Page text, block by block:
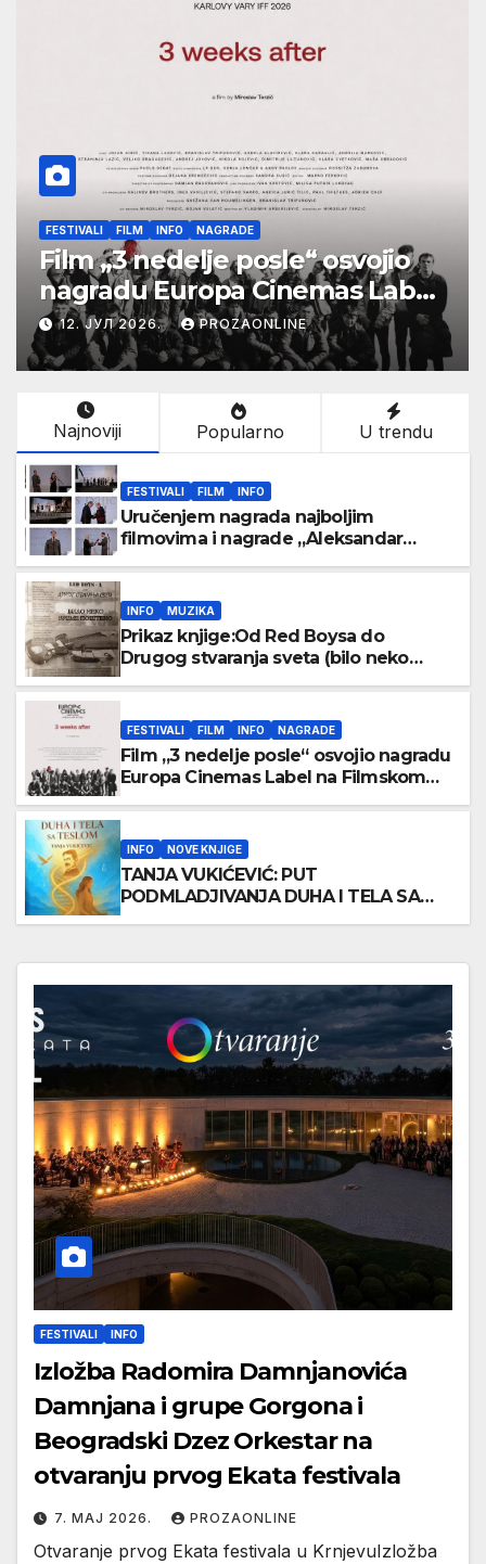
FESTIVALI FILM INFO NAGRADE
Film „3 nedelje posle“ osvojio
nagradu Europa Cinemas Label
na Filmskom festivalu u
Karlovim Varima
12. ЈУЛ 2026. PROZAONLINE
Najnoviji Popularno U trendu
FESTIVALI FILM INFO
Uručenjem nagrada najboljim
filmovima i nagrade „Aleksandar
INFO MUZIKA
Prikaz knjige:Od Red Boysa do
Drugog stvaranja sveta (bilo neko
samizdat)
FESTIVALI FILM INFO NAGRADE
Film „3 nedelje posle“ osvojio nagradu
Europa Cinemas Label na Filmskom
INFO NOVE KNJIGE
TANJA VUKIĆEVIĆ: PUT
PODMLADJIVANJA DUHA I TELA SA
FESTIVALI INFO
Izložba Radomira Damnjanovića
Damnjana i grupe Gorgona i
Beogradski Dzez Orkestar na
otvaranju prvog Ekata festivala
7. МАЈ 2026. PROZAONLINE
Otvaranje prvog Ekata festivala u KrnjevuIzložba